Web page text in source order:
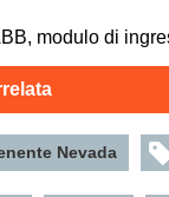
modulo di
Nevada